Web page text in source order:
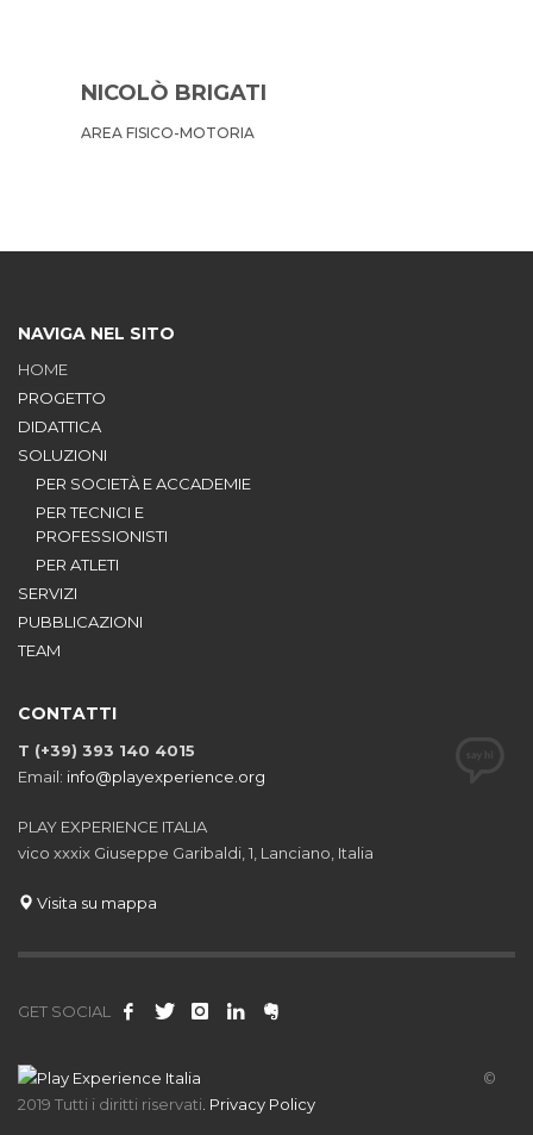
NICOLÒ BRIGATI
AREA FISICO-MOTORIA
NAVIGA NEL SITO
HOME
PROGETTO
DIDATTICA
SOLUZIONI
PER SOCIETÀ E ACCADEMIE
PER TECNICI E
PROFESSIONISTI
PER ATLETI
SERVIZI
PUBBLICAZIONI
TEAM
CONTATTI
T (+39) 393 140 4015
Email: info@playexperience.org
PLAY EXPERIENCE ITALIA
vico xxxix Giuseppe Garibaldi, 1, Lanciano, Italia
Visita su mappa
GET SOCIAL
©
2019 Tutti i diritti riservati Privacy Policy